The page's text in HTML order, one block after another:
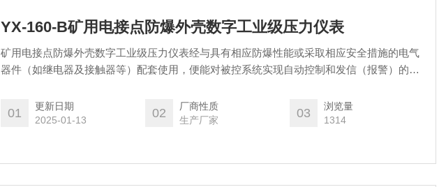
YX-160-B矿用电接点防爆外壳数字工业级压力仪表
矿用电接点防爆外壳数字工业级压力仪表经与具有相应防爆性能或采取相应安全措施的电气
器件（如继电器及接触器等）配套使用，便能对被控系统实现自动控制和发信（报警）的确
的介质压力。
01
更新日期
2025-01-13
02
厂商性质
生产厂家
03
浏览量
1314